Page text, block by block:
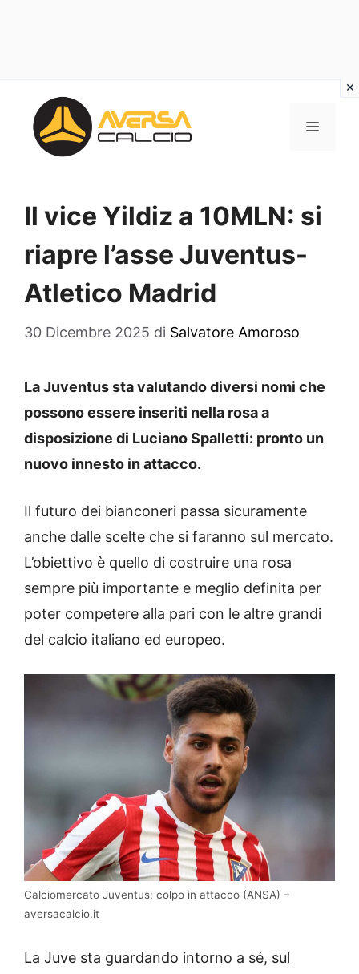
contenuto
MENU
Il vice Yildiz a 10MLN: si
riapre l’asse Juventus-
Atletico Madrid
30 Dicembre 2025 di Salvatore Amoroso
La Juventus sta valutando diversi nomi che
possono essere inseriti nella rosa a
disposizione di Luciano Spalletti: pronto un
nuovo innesto in attacco.
Il futuro dei bianconeri passa sicuramente
anche dalle scelte che si faranno sul mercato.
L’obiettivo è quello di costruire una rosa
sempre più importante e meglio definita per
poter competere alla pari con le altre grandi
del calcio italiano ed europeo.
Calciomercato Juventus: colpo in attacco (ANSA) –
aversacalcio.it
La Juve sta guardando intorno a sé, sul